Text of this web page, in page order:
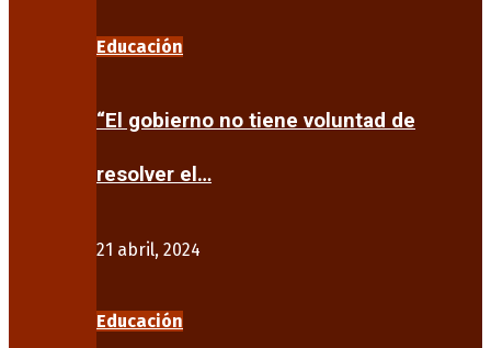
Educación
“El gobierno no tiene voluntad de
resolver el…
21 abril, 2024
Educación